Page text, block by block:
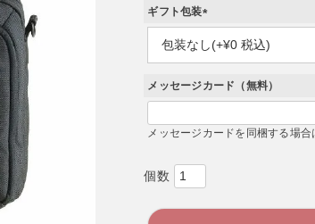
ギフト包装
(
必
須
メッセージカード（無料）
メッセージカードを同梱する場